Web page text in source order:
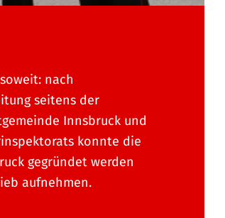
nach
seitens der
Innsbruck und
konnte die
gegründet werden
aufnehmen.